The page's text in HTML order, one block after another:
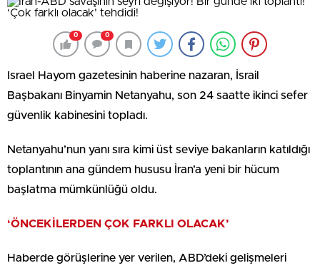
0 0
Israel Hayom gazetesinin haberine nazaran, İsrail
Başbakanı Binyamin Netanyahu, son 24 saatte ikinci sefer
güvenlik kabinesini topladı.
Netanyahu’nun yanı sıra kimi üst seviye bakanların katıldığı
toplantının ana gündem hususu İran’a yeni bir hücum
başlatma mümkünlüğü oldu.
‘ÖNCEKİLERDEN ÇOK FARKLI OLACAK’
Haberde görüşlerine yer verilen, ABD’deki gelişmeleri